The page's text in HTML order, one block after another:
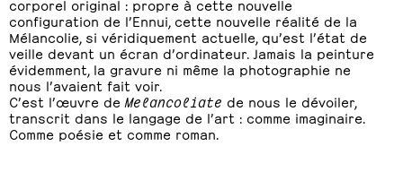
corporel original : propre à cette nouvelle
configuration de l’Ennui, cette nouvelle réalité de la
Mélancolie, si véridiquement actuelle, qu’est l’état de
veille devant un écran d’ordinateur. Jamais la peinture
évidemment, la gravure ni même la photographie ne
nous l’avaient fait voir.
C’est l’œuvre de Melancoliate de nous le dévoiler,
transcrit dans le langage de l’art : comme imaginaire.
Comme poésie et comme roman.